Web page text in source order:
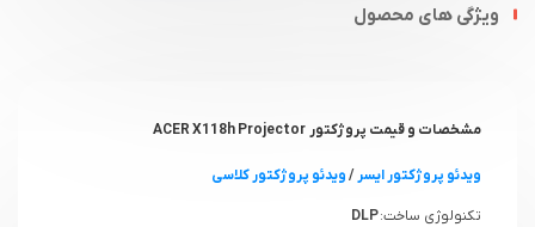
ویژگی های محصول
مشخصات و قیمت پروژکتور ACER X118h Projector
ویدئو پروژکتور ایسر /ویدئو پروژکتور کلاسی
تکنولوژی ساخت:DLP